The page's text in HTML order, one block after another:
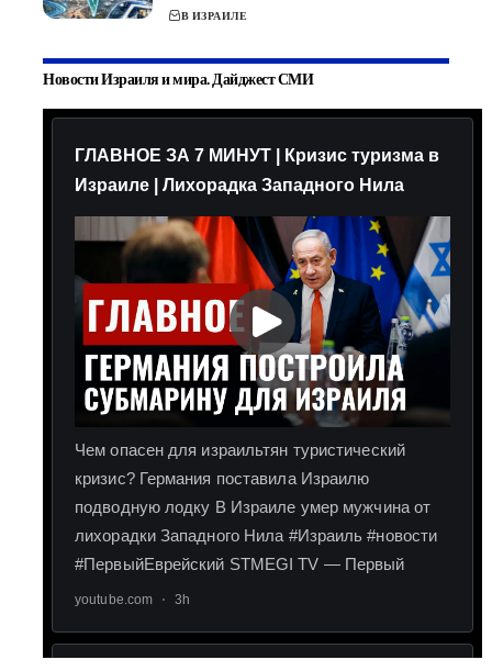
В ИЗРАИЛЕ
Новости Израиля и мира. Дайджест СМИ